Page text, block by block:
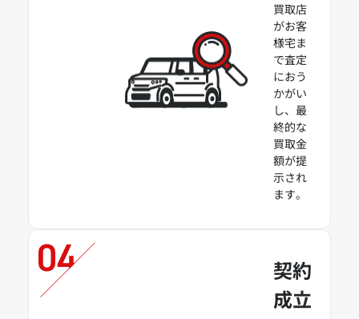
買取店
がお客
様宅ま
で査定
におう
かがい
し、最
終的な
買取金
額が提
示され
ます。
契約
成立